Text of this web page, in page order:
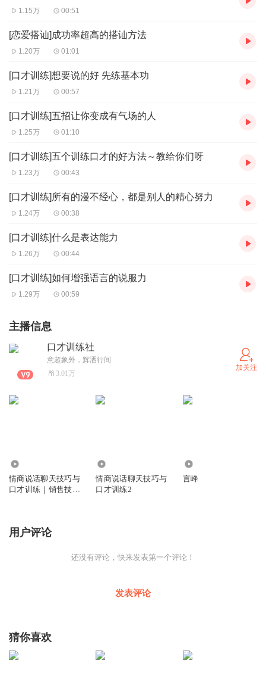
1.15万 00:51
[恋爱搭讪]成功率超高的搭讪方法
1.20万 01:01
[口才训练]想要说的好 先练基本功
1.21万 00:57
[口才训练]五招让你变成有气场的人
1.25万 01:10
[口才训练]五个训练口才的好方法～教给你们呀
1.23万 00:43
[口才训练]所有的漫不经心，都是别人的精心努力
1.24万 00:38
[口才训练]什么是表达能力
1.26万 00:44
[口才训练]如何增强语言的说服力
1.29万 00:59
主播信息
口才训练社
意超象外，辉洒行间
3.01万
加关注
情商说话聊天技巧与
口才训练｜销售技巧
情商说话聊天技巧与
口才训练2
言峰
用户评论
还没有评论，快来发表第一个评论！
发表评论
猜你喜欢